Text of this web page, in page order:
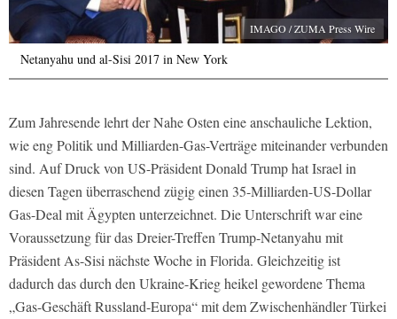
IMAGO / ZUMA Press Wire
Netanyahu und al-Sisi 2017 in New York
Zum Jahresende lehrt der Nahe Osten eine anschauliche Lektion,
wie eng Politik und Milliarden-Gas-Verträge miteinander verbunden
sind. Auf Druck von US-Präsident Donald Trump hat Israel in
diesen Tagen überraschend zügig einen 35-Milliarden-US-Dollar
Gas-Deal mit Ägypten unterzeichnet. Die Unterschrift war eine
Voraussetzung für das Dreier-Treffen Trump-Netanyahu mit
Präsident As-Sisi nächste Woche in Florida. Gleichzeitig ist
dadurch das durch den Ukraine-Krieg heikel gewordene Thema
„Gas-Geschäft Russland-Europa“ mit dem Zwischenhändler Türkei